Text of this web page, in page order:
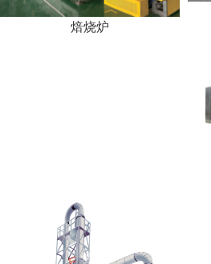
焙烧炉